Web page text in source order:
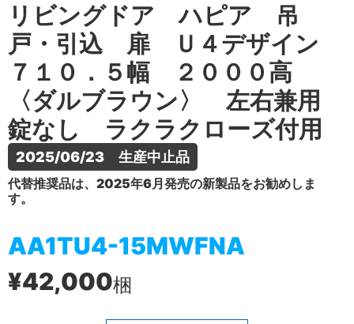
リビングドア ハピア 吊
戸・引込 扉 Ｕ４デザイン
７１０．５幅 ２０００高
〈ダルブラウン〉 左右兼用
錠なし ラクラクローズ付用
2025/06/23　生産中止品
代替推奨品は、2025年6月発売の新製品をお勧めしま
す。
AA1TU4-15MWFNA
¥42,000梱